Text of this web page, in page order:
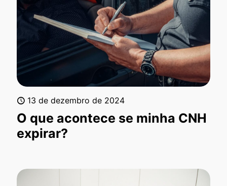
13 de dezembro de 2024
O que acontece se minha CNH
expirar?